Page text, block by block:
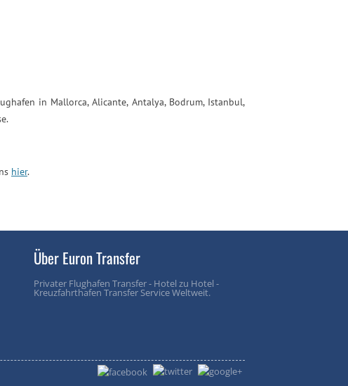
in Mallorca, Alicante, Antalya, Bodrum, Istanbul,
hier.
Über Euron Transfer
Privater Flughafen Transfer - Hotel zu Hotel -
Kreuzfahrthafen Transfer Service Weltweit.